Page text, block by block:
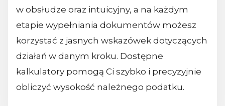
w obsłudze oraz intuicyjny, a na każdym
etapie wypełniania dokumentów możesz
korzystać z jasnych wskazówek dotyczących
działań w danym kroku. Dostępne
kalkulatory pomogą Ci szybko i precyzyjnie
obliczyć wysokość należnego podatku.